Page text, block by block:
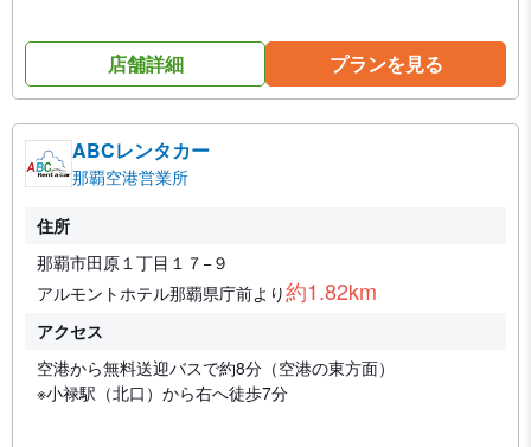
店舗詳細 プランを見る
ABCレンタカー
那覇空港営業所
住所
那覇市田原１丁目１７−９
アルモントホテル那覇県庁前より約1.82km
アクセス
空港から無料送迎バスで約8分（空港の東方面）
※小禄駅（北口）から右へ徒歩7分